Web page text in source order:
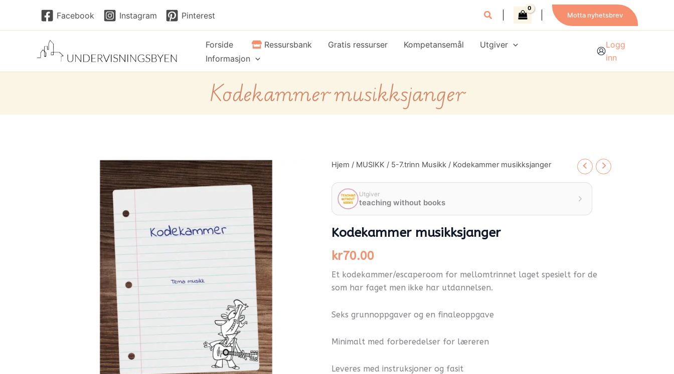
til
Facebook Instagram Pinterest Motta nyhetsbrev
Forside Ressursbank Gratis ressurser Kompetansemål
Utgiver
Informasjon
Logg
inn
Kodekammer musikksjanger
Hjem / MUSIKK / 5-7.trinn Musikk / Kodekammer musikksjanger
Utgiver
teaching without books
Kodekammer musikksjanger
kr70.00
Et kodekammer/escaperoom for mellomtrinnet laget spesielt for de
som har faget men ikke har utdannelsen.
Seks grunnoppgaver og en finaleoppgave
Minimalt med forberedelser for læreren
Leveres med instruksjoner og fasit
Kodekammer
antall